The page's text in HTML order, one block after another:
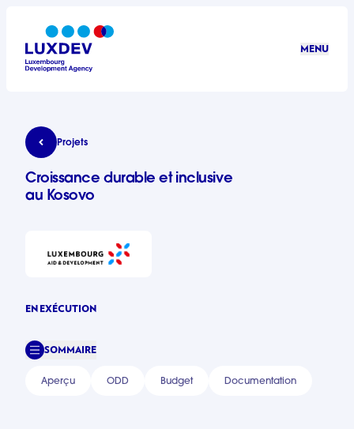
MENU
Croissance durable et inclusive au Kosovo
Projets
Croissance durable et inclusive
au Kosovo
EN EXÉCUTION
SOMMAIRE
Aperçu ODD Budget Documentation